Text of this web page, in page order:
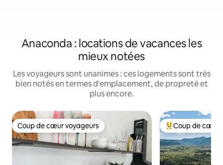
Anaconda : locations de vacances les
mieux notées
Les voyageurs sont unanimes : ces logements sont très
bien notés en termes d'emplacement, de propreté et
plus encore.
Coup de cœur voyageurs
Coup de cœur voyageurs Coups de cœur
Coup de cœur